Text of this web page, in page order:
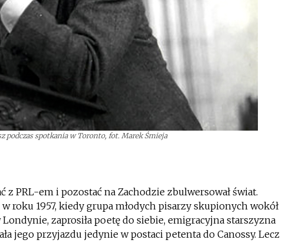
podczas spotkania w Toronto, fot. Marek Śmieja
z PRL-em i pozostać na Zachodzie zbulwersował świat.
roku 1957, kiedy grupa młodych pisarzy skupionych wokół
zaprosiła poetę do siebie, emigracyjna starszyzna
jego przyjazdu jedynie w postaci petenta do Canossy. Lecz